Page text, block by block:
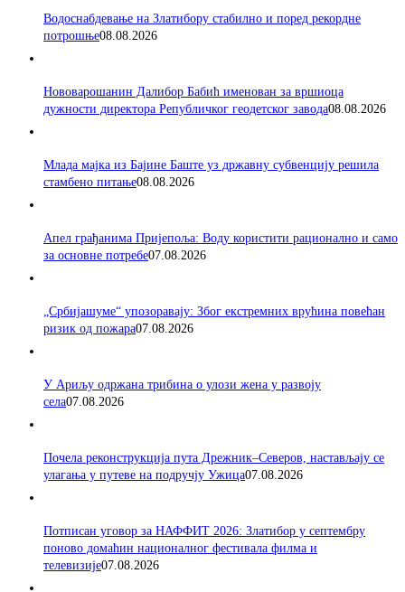
Водоснабдевање на Златибору стабилно и поред рекордне
потрошње08.08.2026
Нововарошанин Далибор Бабић именован за вршиоца
дужности директора Републичког геодетског завода08.08.2026
Млада мајка из Бајине Баште уз државну субвенцију решила
стамбено питање08.08.2026
Апел грађанима Пријепоља: Воду користити рационално и само
за основне потребе07.08.2026
„Србијашуме“ упозоравају: Због екстремних врућина повећан
ризик од пожара07.08.2026
У Ариљу одржана трибина о улози жена у развоју
села07.08.2026
Почела реконструкција пута Дрежник–Северов, настављају се
улагања у путеве на подручју Ужица07.08.2026
Потписан уговор за НАФФИТ 2026: Златибор у септембру
поново домаћин националног фестивала филма и
телевизије07.08.2026